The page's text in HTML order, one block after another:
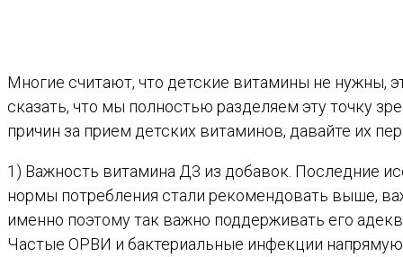
Многие считают, что детские витамины не нужны,
сказать, что мы полностью разделяем эту точку
причин за прием детских витаминов, давайте их
1) Важность витамина Д3 из добавок. Последние
нормы потребления стали рекомендовать выше,
именно поэтому так важно поддерживать его
Частые ОРВИ и бактериальные инфекции